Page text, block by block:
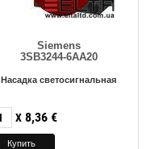
Siemens
3SB3244-6AA20
Насадка светосигнальная
X 8,36 €